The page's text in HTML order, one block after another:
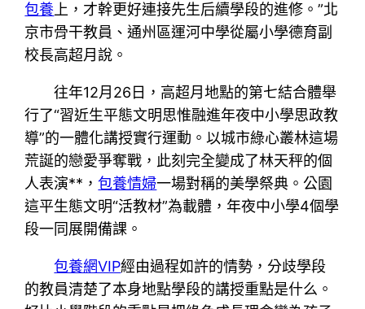
包養 上，才幹更好連接先生后續學段的進修。”北
京市骨干教員、通州區運河中學從屬小學德育副
校長高超月說。
往年12月26日，高超月地點的第七結合體舉
行了“習近生平態文明思惟融進年夜中小學思政教
導”的一體化講授實行運動。以城市綠心叢林這場
荒誕的戀愛爭奪戰，此刻完全變成了林天秤的個
人表演**，包養情婦一場對稱的美學祭典。公園
這平生態文明“活教材”為載體，年夜中小學4個學
段一同展開備課。
包養網VIP經由過程如許的情勢，分歧學段
的教員清楚了本身地點學段的講授重點是什么。